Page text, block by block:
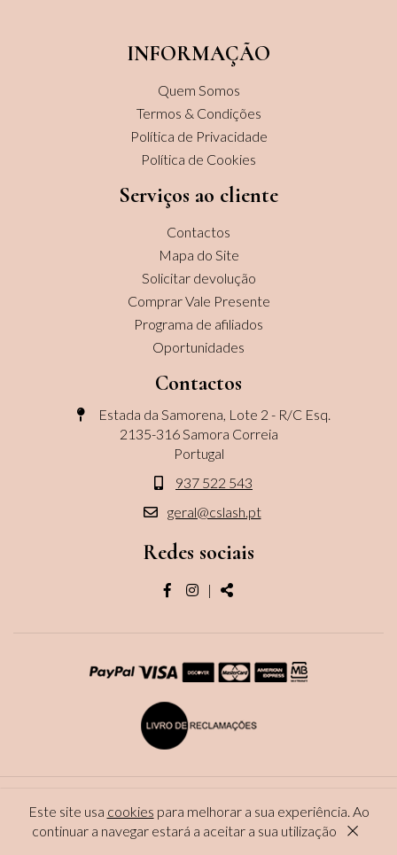
INFORMAÇÃO
Quem Somos
Termos & Condições
Política de Privacidade
Política de Cookies
Serviços ao cliente
Contactos
Mapa do Site
Solicitar devolução
Comprar Vale Presente
Programa de afiliados
Oportunidades
Contactos
Estada da Samorena, Lote 2 - R/C Esq.
2135-316 Samora Correia
Portugal
937 522 543
geral@cslash.pt
Redes sociais
PáginaPágina
| Share
CopyRight © 2026 CS Lash . All Rights Reserved
WebDesign by
Global Pixel
Este site usa cookies para melhorar a sua experiência. Ao
continuar a navegar estará a aceitar a sua utilização
×